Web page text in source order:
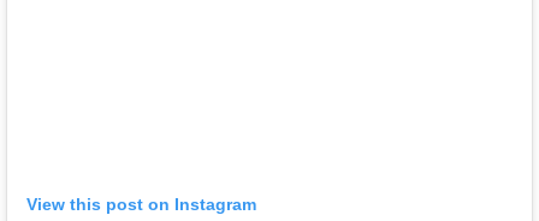
View this post on Instagram